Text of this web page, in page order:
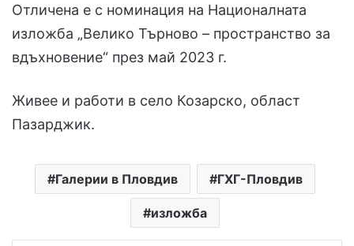
Отличена е с номинация на Националната
изложба „Велико Търново – пространство за
вдъхновение“ през май 2023 г.
Живее и работи в село Козарско, област
Пазарджик.
Галерии в Пловдив ГХГ-Пловдив
изложба